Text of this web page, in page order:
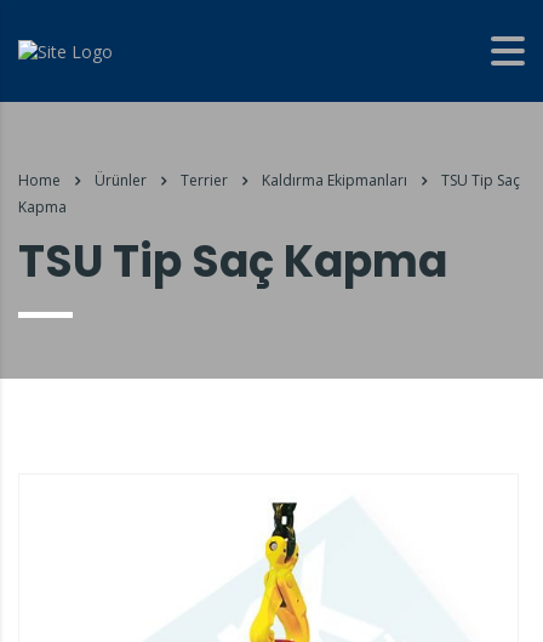
Home Ürünler Terrier Kaldırma Ekipmanları
TSU Tip Saç
Kapma
TSU Tip Saç Kapma